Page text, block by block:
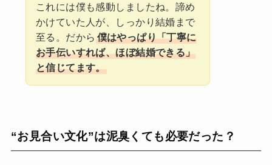
これには僕も感動しましたね。諦め
かけていた人が、しっかり結婚まで
至る。だから 僕はやっぱり「丁寧に
お手伝いすれば、ほぼ結婚できる」
と信じてます。
“お見合い文化”は泥臭くても必要だった？